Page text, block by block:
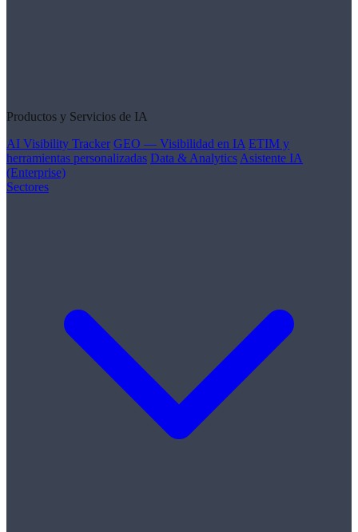
Productos y Servicios de IA
AI Visibility Tracker GEO — Visibilidad en IA ETIM y
herramientas personalizadas Data & Analytics Asistente IA
(Enterprise)
Sectores